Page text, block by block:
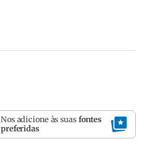
Nos adicione às suas fontes
preferidas